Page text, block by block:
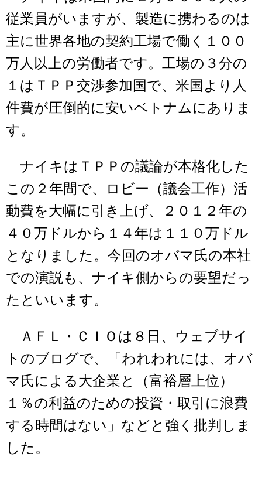
従業員がいますが、製造に携わるのは
主に世界各地の契約工場で働く１００
万人以上の労働者です。工場の３分の
１はＴＰＰ交渉参加国で、米国より人
件費が圧倒的に安いベトナムにありま
す。
ナイキはＴＰＰの議論が本格化した
この２年間で、ロビー（議会工作）活
動費を大幅に引き上げ、２０１２年の
４０万ドルから１４年は１１０万ドル
となりました。今回のオバマ氏の本社
での演説も、ナイキ側からの要望だっ
たといいます。
ＡＦＬ・ＣＩＯは８日、ウェブサイ
トのブログで、「われわれには、オバ
マ氏による大企業と（富裕層上位）
１％の利益のための投資・取引に浪費
する時間はない」などと強く批判しま
した。